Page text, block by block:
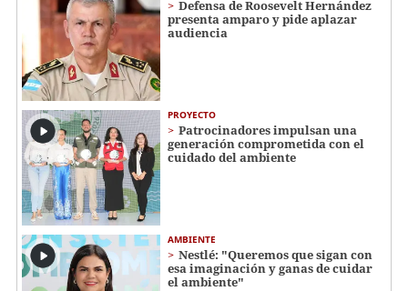
Defensa de Roosevelt Hernández
presenta amparo y pide aplazar
audiencia
PROYECTO
Patrocinadores impulsan una
generación comprometida con el
cuidado del ambiente
AMBIENTE
Nestlé: "Queremos que sigan con
esa imaginación y ganas de cuidar
el ambiente"